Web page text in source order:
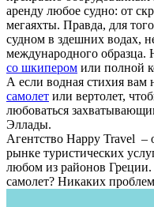
аренду любое судно: от
мегаяхты. Правда, для
судном в здешних водах,
международного образца.
со шкипером или полной
А если водная стихия вам
самолет или вертолет,
любоваться
Эллады.
Агентство Happy Travel –
рынке туристических
любом из районов
самолет? Никаких